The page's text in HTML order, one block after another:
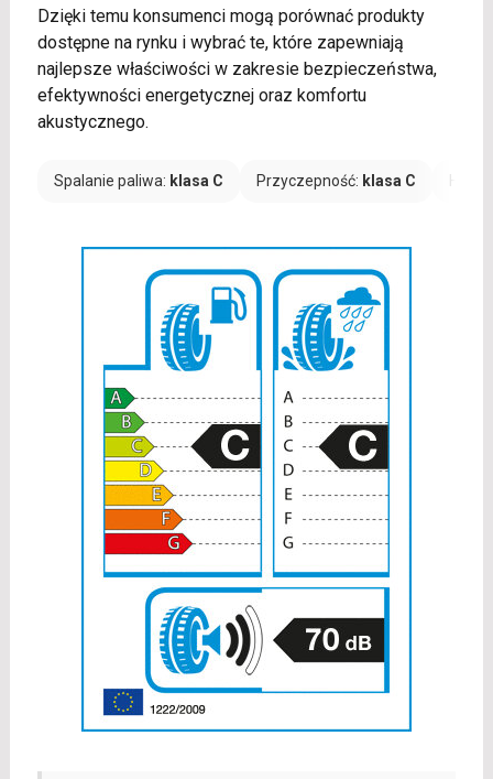
Dzięki temu konsumenci mogą porównać produkty
dostępne na rynku i wybrać te, które zapewniają
najlepsze właściwości w zakresie bezpieczeństwa,
efektywności energetycznej oraz komfortu
akustycznego.
Spalanie paliwa: klasa C Przyczepność: klasa C